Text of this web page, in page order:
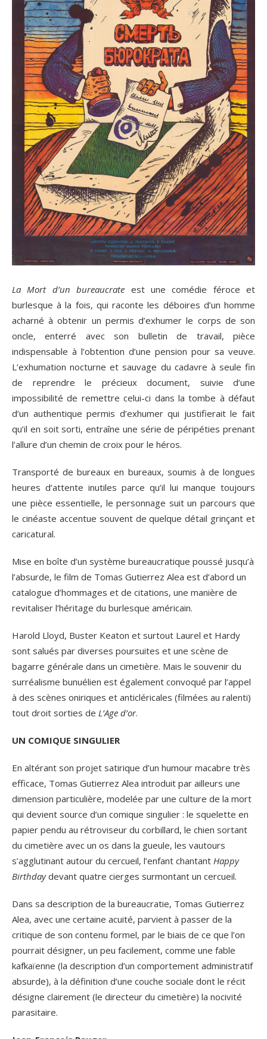
La Mort d’un bureaucrate est une comédie féroce et
burlesque à la fois, qui raconte les déboires d’un homme
acharné à obtenir un permis d’exhumer le corps de son
oncle, enterré avec son bulletin de travail, pièce
indispensable à l’obtention d’une pension pour sa veuve.
L’exhumation nocturne et sauvage du cadavre à seule fin
de reprendre le précieux document, suivie d’une
impossibilité de remettre celui-ci dans la tombe à défaut
d’un authentique permis d’exhumer qui justifierait le fait
qu’il en soit sorti, entraîne une série de péripéties prenant
l’allure d’un chemin de croix pour le héros.
Transporté de bureaux en bureaux, soumis à de longues
heures d’attente inutiles parce qu’il lui manque toujours
une pièce essentielle, le personnage suit un parcours que
le cinéaste accentue souvent de quelque détail grinçant et
caricatural.
Mise en boîte d’un système bureaucratique poussé jusqu’à
l’absurde, le film de Tomas Gutierrez Alea est d’abord un
catalogue d’hommages et de citations, une manière de
revitaliser l’héritage du burlesque américain.
Harold Lloyd, Buster Keaton et surtout Laurel et Hardy
sont salués par diverses poursuites et une scène de
bagarre générale dans un cimetière. Mais le souvenir du
surréalisme bunuélien est également convoqué par l’appel
à des scènes oniriques et anticléricales (filmées au ralenti)
tout droit sorties de L’Age d’or.
UN COMIQUE SINGULIER
En altérant son projet satirique d’un humour macabre très
efficace, Tomas Gutierrez Alea introduit par ailleurs une
dimension particulière, modelée par une culture de la mort
qui devient source d’un comique singulier : le squelette en
papier pendu au rétroviseur du corbillard, le chien sortant
du cimetière avec un os dans la gueule, les vautours
s’agglutinant autour du cercueil, l’enfant chantant Happy
Birthdaydevant quatre cierges surmontant un cercueil.
Dans sa description de la bureaucratie, Tomas Gutierrez
Alea, avec une certaine acuité, parvient à passer de la
critique de son contenu formel, par le biais de ce que l’on
pourrait désigner, un peu facilement, comme une fable
kafkaïenne (la description d’un comportement administratif
absurde), à la définition d’une couche sociale dont le récit
désigne clairement (le directeur du cimetière) la nocivité
parasitaire.